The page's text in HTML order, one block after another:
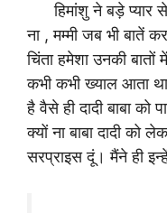
हिमांशु ने बड़े प्यार से
ना , मम्मी जब भी बातें
चिंता हमेशा उनकी
कभी कभी ख्याल आता
है वैसे ही दादी बाबा को
क्यों ना बाबा दादी
सरप्राइस दूं। मैंने ही